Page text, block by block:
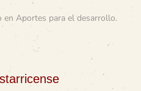
en Aportes para el desarrollo.